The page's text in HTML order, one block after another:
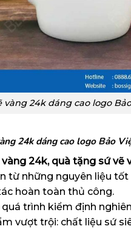
vàng 24k dáng cao logo
24k dáng cao logo Bảo
vàng 24k, quà tặng sứ vẽ
từ những nguyên liệu
hoàn toàn thủ công.
quá trình kiểm định
vượt trội: chất liệu sứ